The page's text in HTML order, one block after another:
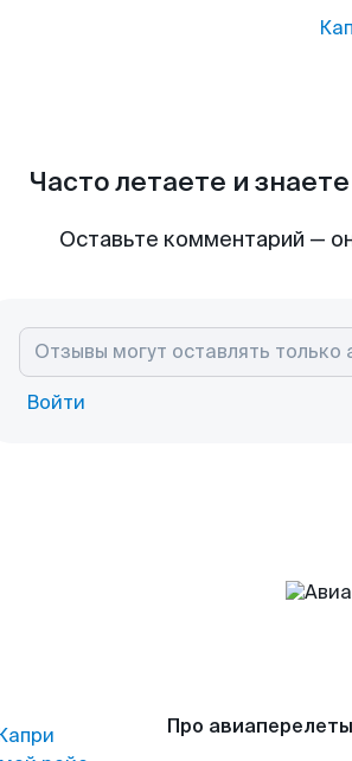
Часто летаете и
Оставьте комментарий —
Войти
Про